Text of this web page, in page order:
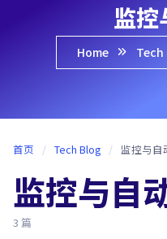
监控
Home Tech
首页 / Tech Blog / 监控与自
监控与自
3 篇